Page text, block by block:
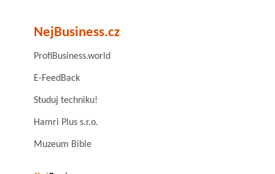
NejBusiness.cz
ProfiBusiness.world
E-FeedBack
Studuj techniku!
Hamri Plus s.r.o.
Muzeum Bible